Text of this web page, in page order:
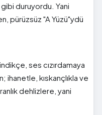
duruyordu. Yani
pürüzsüz "A Yüzü"ydü
ses cızırdamaya
ihanetle, kıskançlıkla ve
dehlizlere, yani